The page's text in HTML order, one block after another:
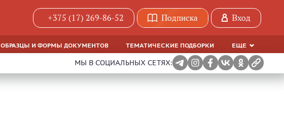
+375 (17) 269-86-52 Подписка Вход
ОБРАЗЦЫ И ФОРМЫ ДОКУМЕНТОВ ТЕМАТИЧЕСКИЕ ПОДБОРКИ ЕЩЕ
МЫ В СОЦИАЛЬНЫХ СЕТЯХ: